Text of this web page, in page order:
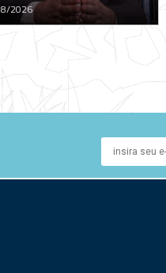
2026